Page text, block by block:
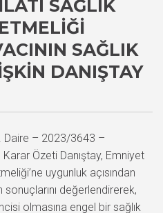
SAĞLIK
SAĞLIK
DANIŞTAY
Daire – 2023/3643 –
Karar Özeti Danıştay, Emniyet
uygunluk açısından
sonuçlarını değerlendirerek,
olmasına engel bir sağlık